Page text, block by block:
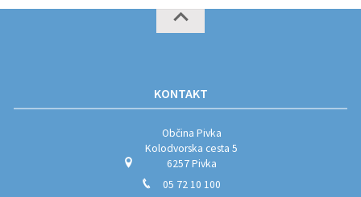
KONTAKT
Občina Pivka
Kolodvorska cesta 5
6257 Pivka
05 72 10 100